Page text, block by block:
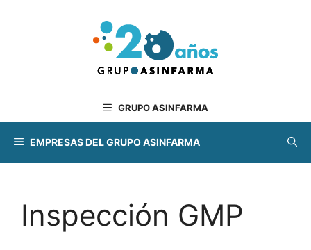
GRUPO ASINFARMA
EMPRESAS DEL GRUPO ASINFARMA
Inspección GMP